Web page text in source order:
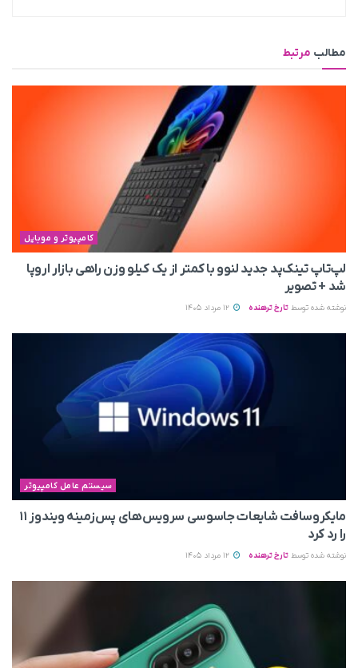
مطالب مرتبط
کامپیوتر و موبایل
لپ‌تاپ تینک‌پد جدید لنوو با کمتر از یک کیلو وزن راهی بازار اروپا
شد + تصویر
نوشته شده توسط تارخ ترهنده
سیستم عامل کامپیوتر
مایکروسافت شایعات جاسوسی سرویس‌های پس‌زمینه ویندوز ۱۱
را رد کرد
نوشته شده توسط تارخ ترهنده